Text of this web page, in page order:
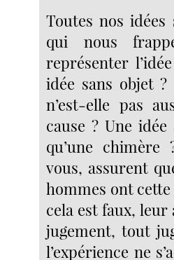
Toutes nos
qui nous
représenter
idée sans objet
n’est-elle pas
cause ? Une
qu’une chimère
vous, assurent
hommes ont
cela est faux,
jugement, tout
l’expérience ne